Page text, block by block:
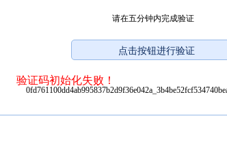
请在五分钟内完成验证
验证码初始化失败！